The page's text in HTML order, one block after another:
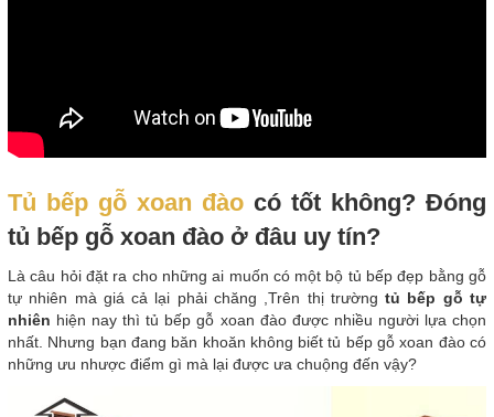
Tủ bếp gỗ xoan đào có tốt không? Đóng
tủ bếp gỗ xoan đào ở đâu uy tín?
Là câu hỏi đặt ra cho những ai muốn có một bộ tủ bếp đẹp bằng gỗ
tự nhiên mà giá cả lại phải chăng ,Trên thị trườngtủ bếp gỗ tự
nhiên hiện nay thì tủ bếp gỗ xoan đào được nhiều người lựa chọn
nhất. Nhưng bạn đang băn khoăn không biết tủ bếp gỗ xoan đào có
những ưu nhược điểm gì mà lại được ưa chuộng đến vậy?